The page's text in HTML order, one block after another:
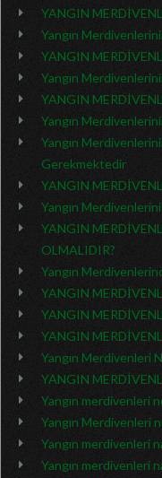
YANGIN
Yangın
YANGIN
Yangın
YANGIN
Yangın
Yangın
Gerekmektedir
YANGIN
Yangın
YANGIN
OLMALIDIR?
Yangın
YANGIN
YANGIN
YANGIN
Yangın Merdivenleri
YANGIN
Yangın merdivenleri
Yangın Merdivenleri
Yangın merdivenleri
Yangın merdivenleri